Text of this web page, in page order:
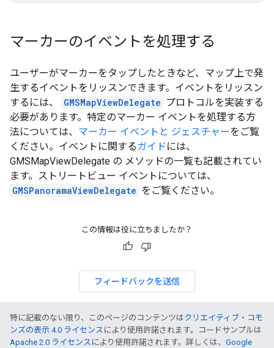
マーカーのイベントを処理する
ユーザーがマーカーをタップしたときなど、マップ上で発
生するイベントをリッスンできます。イベントをリッスン
するには、
GMSMapViewDelegate プロトコルを実装する
必要があります。特定のマーカー イベントを処理する方
法については、 マーカー イベントと ジェスチャーをご覧
ください。イベントに関する ガイド には、
GMSMapViewDelegate の メソッドの一覧も記載されてい
ます。ストリートビュー イベントについては、
GMSPanoramaViewDelegate をご覧ください。
この情報は役に立ちましたか？
フィードバックを送信
特に記載のない限り、このページのコンテンツはクリエイティブ・コモ
ンズの表示 4.0 ライセンス により使用許諾されます。コードサンプルは
Apache 2.0 ライセンス により使用許諾されます。詳しくは、 Google